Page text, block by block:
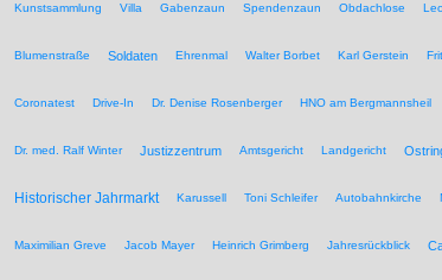
Kunstsammlung Villa Gabenzaun Spendenzaun Obdachlose
Blumenstraße Soldaten Ehrenmal Walter Borbet Karl Gerstein
Coronatest Drive-In Dr. Denise Rosenberger HNO am Bergmannsheil
Dr. med. Ralf Winter Justizzentrum Amtsgericht Landgericht
Historischer Jahrmarkt Karussell Toni Schleifer Autobahnkirche
Maximilian Greve Jacob Mayer Heinrich Grimberg Jahresrückblick